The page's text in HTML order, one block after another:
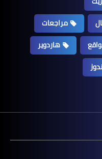
مراجعات
هاردوير